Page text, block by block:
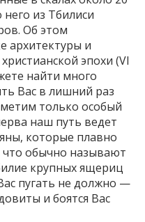
из Тбилиси
Об этом
архитектуры и
эпохи (VI
найти много
Вас в лишний раз
только особый
наш путь ведет
которые плавно
обычно называют
крупных ящериц
пугать не должно —
и боятся Вас